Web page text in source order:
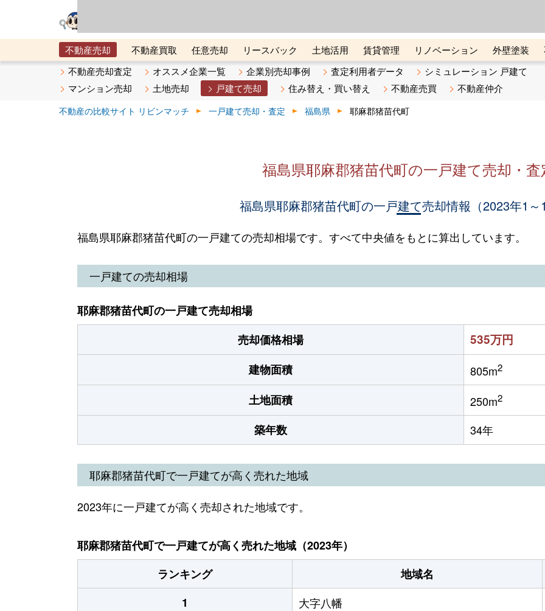
不動産売却 不動産買取 任意売却 リースバック 土地活用 賃貸管理 リノベーション 外壁塗装
メタ住宅展示場
ベスト不動産カンパニー オンライン講座 リビンマガジンBiz 不動産売却ご相談デスク
不動産売却査定 オススメ企業一覧 企業別売却事例 査定利用者データ
シミュレーション 戸建て
マンション売却
土地売却 戸建て売却 住み替え・買い替え 不動産売買 不動産仲介
不動産の比較サイト リビンマッチ 一戸建て売却・査定 福島県 耶麻郡猪苗代町
福島県耶麻郡猪苗代町の一戸建て売却・査
福島県耶麻郡猪苗代町の一戸建て売却情報（2023年1～
福島県耶麻郡猪苗代町の一戸建ての売却相場です。すべて中央値をもとに算出しています。
一戸建ての売却相場
耶麻郡猪苗代町の一戸建て売却相場
売却価格相場
535万円
建物面積 805m2
土地面積 250m2
築年数 34年
耶麻郡猪苗代町で一戸建てが高く売れた地域
2023年に一戸建てが高く売却された地域です。
耶麻郡猪苗代町で一戸建てが高く売れた地域（2023年）
ランキング
地域名
1
大字八幡